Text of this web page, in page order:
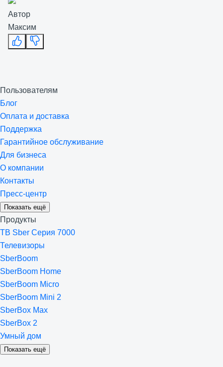
Автор
Максим
Пользователям
Блог
Оплата и доставка
Поддержка
Гарантийное обслуживание
Для бизнеса
О компании
Контакты
Пресс-центр
Показать ещё
Продукты
ТВ Sber Серия 7000
Телевизоры
SberBoom
SberBoom Home
SberBoom Micro
SberBoom Mini 2
SberBox Max
SberBox 2
Умный дом
Показать ещё